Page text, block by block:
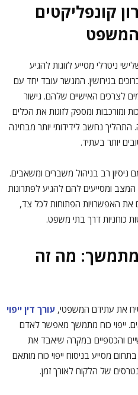
קונפליקטים
המשפט
ניטרלי מסייע לזוגות להגיע
בגירושין. המגשר עובד יחד עם
לצרכים האישיים שלהם. גישור
ומורכבות ומספק לזוגות את הכלים
נחשב לידידותי יותר מבחינה
יותר בעתיד.
ניסיון רב בניהול משברים ומשאבים.
ומסייעים להם להגיע לפתרונות
את האפשרויות הפתוחות לכל צד,
כוחניות דרך בתי משפט.
מתמשך: מה זה
את עתידם המשפטי, עורך דין ייפוי
ייפוי כוח מתמשך מאפשר לאדם
והכספיים במקרה שיאבד את
מסייע בניסוח ייפוי כוח מותאם
של הלקוח לאורך זמן.